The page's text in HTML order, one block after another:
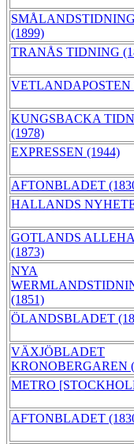
(1899)
TRANÅS TIDNING
VETLANDAPOSTEN
KUNGSBACKA
(1978)
EXPRESSEN (1944)
AFTONBLADET
HALLANDS
GOTLANDS
(1873)
NYA
(1851)
ÖLANDSBLADET
VÄXJÖBLADET
KRONOBERGAREN
METRO
AFTONBLADET